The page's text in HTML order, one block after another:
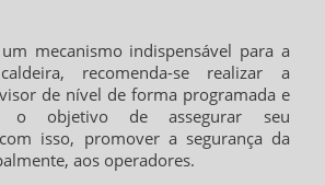
mecanismo indispensável para a
recomenda-se realizar a
de nível de forma programada e
o objetivo de assegurar seu
isso, promover a segurança da
aos operadores.